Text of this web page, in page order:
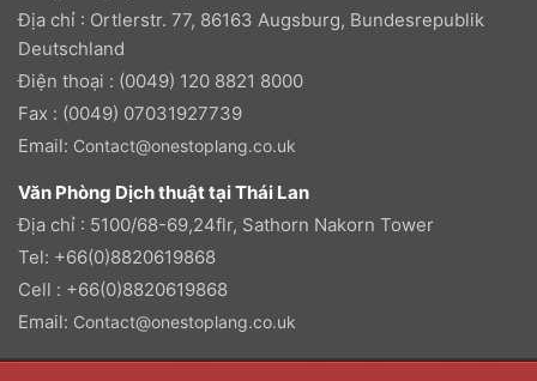
Địa chỉ : Ortlerstr. 77, 86163 Augsburg, Bundesrepublik
Deutschland
Điện thoại : (0049) 120 8821 8000
Fax : (0049) 07031927739
Email: Contact@onestoplang.co.uk
Văn Phòng Dịch thuật tại Thái Lan
Địa chỉ : 5100/68-69,24flr, Sathorn Nakorn Tower
Tel: +66(0)8820619868
Cell : +66(0)8820619868
Email: Contact@onestoplang.co.uk